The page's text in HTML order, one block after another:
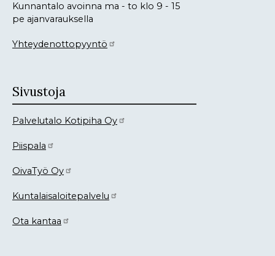
Kunnantalo avoinna ma - to klo 9 - 15
pe ajanvarauksella
Yhteydenottopyyntö
Sivustoja
Palvelutalo Kotipiha Oy
Piispala
OivaTyö Oy
Kuntalaisaloitepalvelu
Ota kantaa